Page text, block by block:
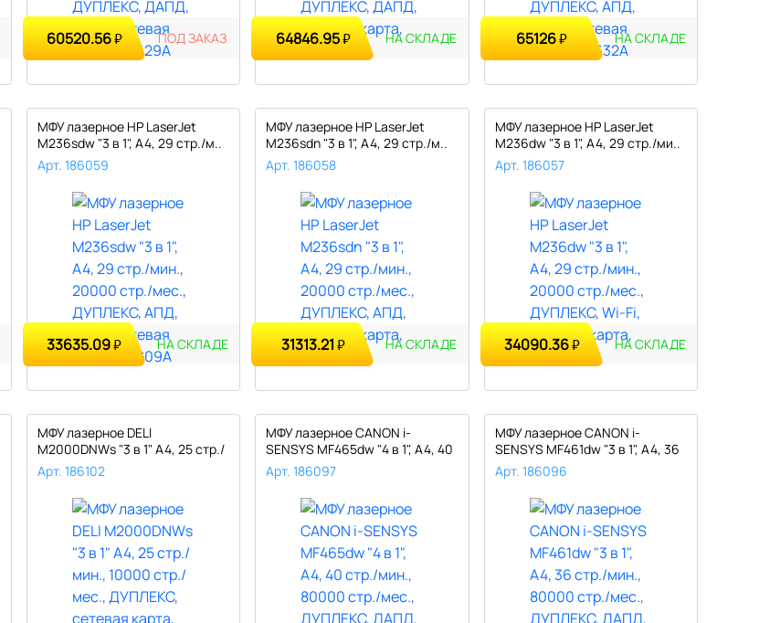
60520.56₽ ПОД ЗАКАЗ 64846.95₽ НА СКЛАДЕ 65126₽ НА СКЛАДЕ
МФУ лазерное HP LaserJet
M236sdw "3 в 1", А4, 29 стр./м..
Арт. 186059
33635.09₽ НА СКЛАДЕ
МФУ лазерное HP LaserJet
M236sdn "3 в 1", А4, 29 стр./м..
Арт. 186058
31313.21₽ НА СКЛАДЕ
МФУ лазерное HP LaserJet
M236dw "3 в 1", А4, 29 стр./ми..
Арт. 186057
34090.36₽ НА СКЛАДЕ
МФУ лазерное DELI
M2000DNWs "3 в 1" А4, 25 стр./
мин., 1..
Арт. 186102
МФУ лазерное CANON i-
SENSYS MF465dw "4 в 1", А4, 40
стр..
Арт. 186097
МФУ лазерное CANON i-
SENSYS MF461dw "3 в 1", А4, 36
стр..
Арт. 186096